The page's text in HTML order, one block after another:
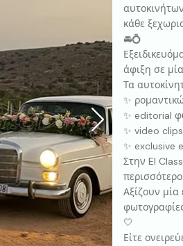
κάθε
🚘💍
άφιξη σε
Τα
✨
✨ editorial
✨ video
✨ exclusive
Στην El
Αξίζουν μία
🤍
Είτε